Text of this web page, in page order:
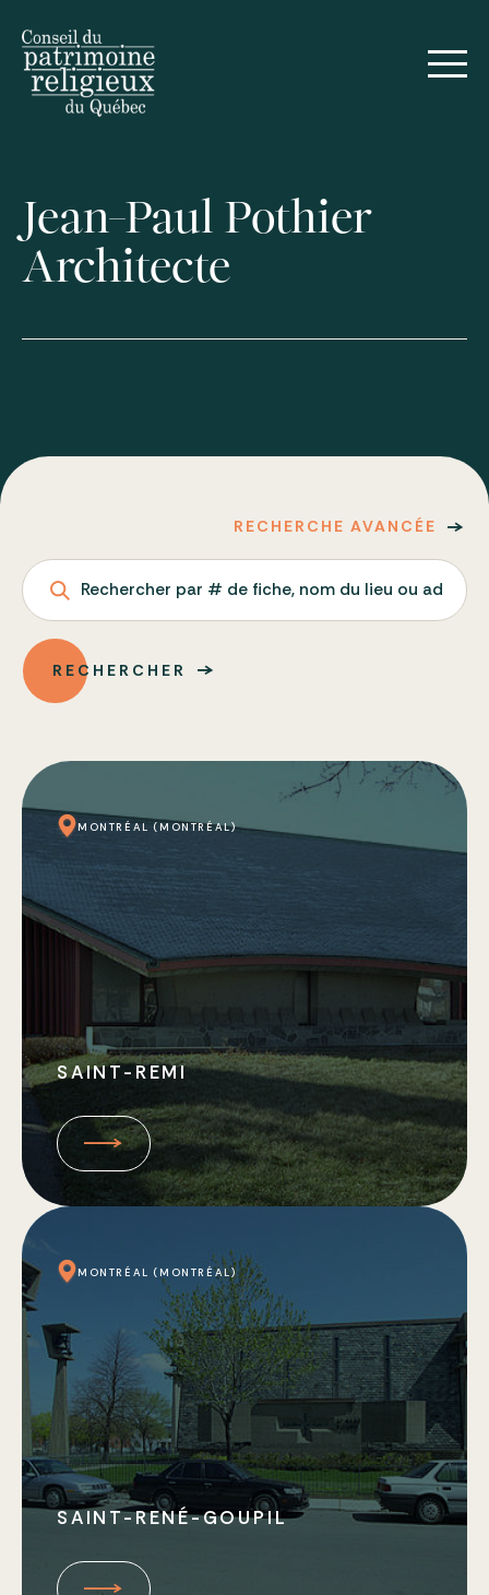
Jean-Paul Pothier
Architecte
RECHERCHE AVANCÉE
Rechercher par # de fiche, nom du lieu ou adresse
RECHERCHER
MONTRÉAL (MONTRÉAL)
SAINT-REMI
MONTRÉAL (MONTRÉAL)
SAINT-RENÉ-GOUPIL